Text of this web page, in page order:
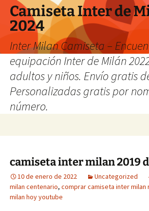
Camiseta Inter de
2024
Inter Milan Camiseta –
equipación Inter de Milán
adultos y niños. Envío gratis
Personalizadas gratis por
número.
camiseta inter milan 2019
10 de enero de 2022 Uncategorized
milan centenario, comprar camiseta inter milan
milan hoy youtube